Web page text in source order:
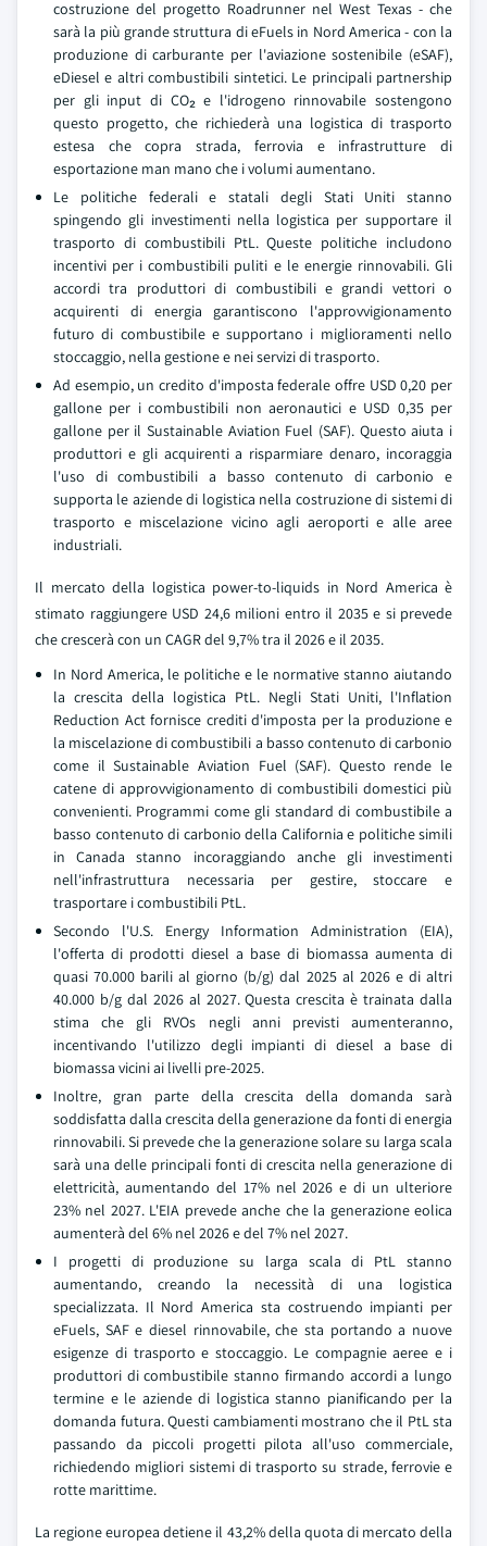
costruzione del progetto Roadrunner nel West Texas - che
sarà la più grande struttura di eFuels in Nord America - con la
produzione di carburante per l'aviazione sostenibile (eSAF),
eDiesel e altri combustibili sintetici. Le principali partnership
per gli input di CO₂ e l'idrogeno rinnovabile sostengono
questo progetto, che richiederà una logistica di trasporto
estesa che copra strada, ferrovia e infrastrutture di
esportazione man mano che i volumi aumentano.
Le politiche federali e statali degli Stati Uniti stanno
spingendo gli investimenti nella logistica per supportare il
trasporto di combustibili PtL. Queste politiche includono
incentivi per i combustibili puliti e le energie rinnovabili. Gli
accordi tra produttori di combustibili e grandi vettori o
acquirenti di energia garantiscono l'approvvigionamento
futuro di combustibile e supportano i miglioramenti nello
stoccaggio, nella gestione e nei servizi di trasporto.
Ad esempio, un credito d'imposta federale offre USD 0,20 per
gallone per i combustibili non aeronautici e USD 0,35 per
gallone per il Sustainable Aviation Fuel (SAF). Questo aiuta i
produttori e gli acquirenti a risparmiare denaro, incoraggia
l'uso di combustibili a basso contenuto di carbonio e
supporta le aziende di logistica nella costruzione di sistemi di
trasporto e miscelazione vicino agli aeroporti e alle aree
industriali.
Il mercato della logistica power-to-liquids in Nord America è
stimato raggiungere USD 24,6 milioni entro il 2035 e si prevede
che crescerà con un CAGR del 9,7% tra il 2026 e il 2035.
In Nord America, le politiche e le normative stanno aiutando
la crescita della logistica PtL. Negli Stati Uniti, l'Inflation
Reduction Act fornisce crediti d'imposta per la produzione e
la miscelazione di combustibili a basso contenuto di carbonio
come il Sustainable Aviation Fuel (SAF). Questo rende le
catene di approvvigionamento di combustibili domestici più
convenienti. Programmi come gli standard di combustibile a
basso contenuto di carbonio della California e politiche simili
in Canada stanno incoraggiando anche gli investimenti
nell'infrastruttura necessaria per gestire, stoccare e
trasportare i combustibili PtL.
Secondo l'U.S. Energy Information Administration (EIA),
l'offerta di prodotti diesel a base di biomassa aumenta di
quasi 70.000 barili al giorno (b/g) dal 2025 al 2026 e di altri
40.000 b/g dal 2026 al 2027. Questa crescita è trainata dalla
stima che gli RVOs negli anni previsti aumenteranno,
incentivando l'utilizzo degli impianti di diesel a base di
biomassa vicini ai livelli pre-2025.
Inoltre, gran parte della crescita della domanda sarà
soddisfatta dalla crescita della generazione da fonti di energia
rinnovabili. Si prevede che la generazione solare su larga scala
sarà una delle principali fonti di crescita nella generazione di
elettricità, aumentando del 17% nel 2026 e di un ulteriore
23% nel 2027. L'EIA prevede anche che la generazione eolica
aumenterà del 6% nel 2026 e del 7% nel 2027.
I progetti di produzione su larga scala di PtL stanno
aumentando, creando la necessità di una logistica
specializzata. Il Nord America sta costruendo impianti per
eFuels, SAF e diesel rinnovabile, che sta portando a nuove
esigenze di trasporto e stoccaggio. Le compagnie aeree e i
produttori di combustibile stanno firmando accordi a lungo
termine e le aziende di logistica stanno pianificando per la
domanda futura. Questi cambiamenti mostrano che il PtL sta
passando da piccoli progetti pilota all'uso commerciale,
richiedendo migliori sistemi di trasporto su strade, ferrovie e
rotte marittime.
La regione europea detiene il 43,2% della quota di mercato della